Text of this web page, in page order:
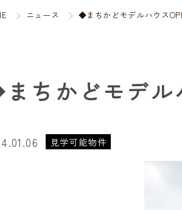
ニュース ◆まちかどモデルハウス
ちかどモデ
見学可能物件